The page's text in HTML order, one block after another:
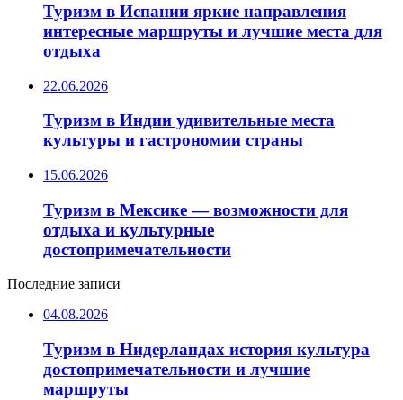
Туризм в Испании яркие направления
интересные маршруты и лучшие места для
отдыха
22.06.2026
Туризм в Индии удивительные места
культуры и гастрономии страны
15.06.2026
Туризм в Мексике — возможности для
отдыха и культурные
достопримечательности
Последние записи
04.08.2026
Туризм в Нидерландах история культура
достопримечательности и лучшие
маршруты